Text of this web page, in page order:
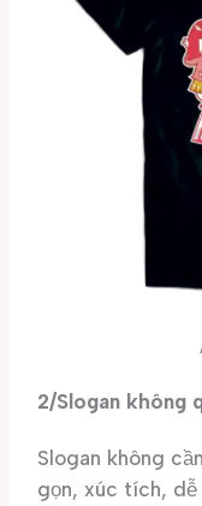
2/Slogan không
Slogan không
gọn, xúc tích,